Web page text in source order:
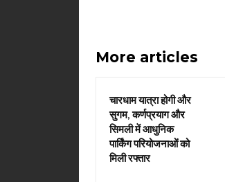
More articles
चारधाम यात्रा होगी और
सुगम, कर्णप्रयाग और
सिमली में आधुनिक
पार्किंग परियोजनाओं को
मिली रफ्तार